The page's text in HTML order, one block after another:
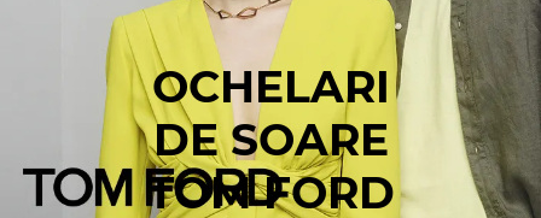
OCHELARI
DE SOARE
TOM FORD